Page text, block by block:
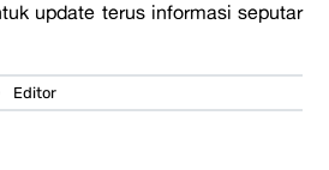
update terus informasi seputar
Editor